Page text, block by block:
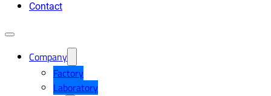
Contact
Company
Factory
Laboratory